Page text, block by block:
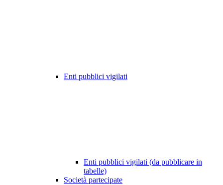
Enti pubblici vigilati
Enti pubblici vigilati (da pubblicare in
tabelle)
Società partecipate